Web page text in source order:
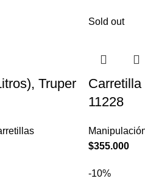
Truper
Sold out
Carretilla
11228
$355.000
-10%